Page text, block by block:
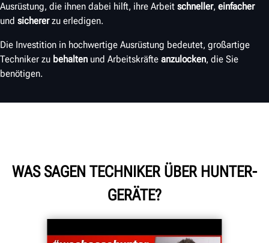
Ausrüstung, die ihnen dabei hilft, ihre Arbeit schneller, einfacher
und sichererzu erledigen.
Die Investition in hochwertige Ausrüstung bedeutet, großartige
Techniker zu behalten und Arbeitskräfte anzulocken, die Sie
benötigen.
WAS SAGEN TECHNIKER ÜBER HUNTER-
GERÄTE?